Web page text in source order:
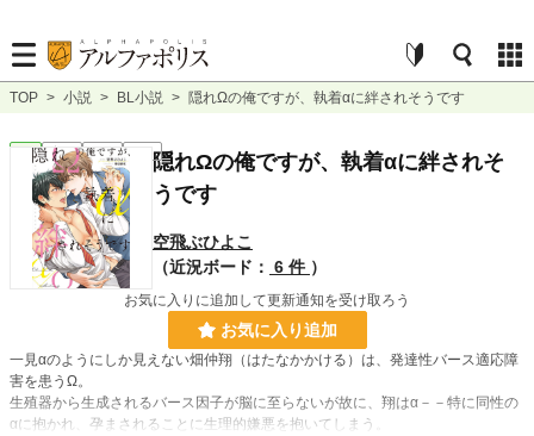
TOP > 小説 > BL小説 > 隠れΩの俺ですが、執着αに絆されそうです
BL 完結 長編
隠れΩの俺ですが、執着αに絆されそ
うです
空飛ぶひよこ
（近況ボード： 6 件 ）
お気に入りに追加して更新通知を受け取ろう
お気に入り追加
一見αのようにしか見えない畑仲翔（はたなかかける）は、発達性バース適応障
害を患うΩ。
生殖器から生成されるバース因子が脳に至らないが故に、翔はα－－特に同性の
αに抱かれ、孕まされることに生理的嫌悪を抱いてしまう。